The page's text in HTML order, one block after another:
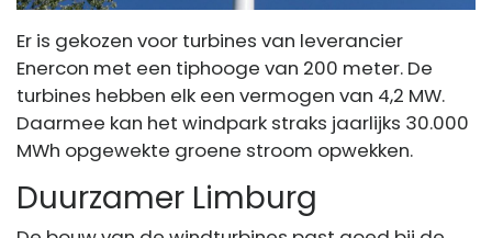
Er is gekozen voor turbines van leverancier
Enercon met een tiphooge van 200 meter. De
turbines hebben elk een vermogen van 4,2 MW.
Daarmee kan het windpark straks jaarlijks 30.000
MWh opgewekte groene stroom opwekken.
Duurzamer Limburg